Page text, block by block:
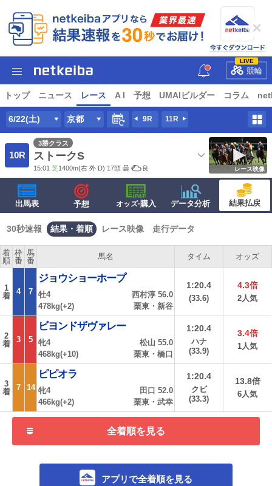
LIVE
競輪
トップ ニュース レース A I 予想 UMAIビルダー コラム
6/22(土) 京都 9R 11R
10R
3勝クラス
ストークS
15:01 芝1400m(右 外 D) 17頭 曇 良 レース映像
出馬表 予想 オッズ·購入 データ分析 結果払戻
30秒速報 結果・着順 レース映像 走行データ
着
順
枠
番
馬
番
馬名 タイム オッズ
1
着
4 7
ジョウショーホープ
牡4
478kg(+2)
西村淳 56.0
栗東・新谷
1:20.4
(33.6)
4.3倍
2人気
2
着
3 5
ビヨンドザヴァレー
牝4
468kg(+10)
松山 55.0
栗東・橋口
1:20.4
ハナ
(33.9)
3.4倍
1人気
3
着
7 14
ピピオラ
牝4
466kg(+2)
田口 52.0
栗東・武幸
1:20.4
クビ
(33.3)
13.8倍
6人気
全着順を見る
アプリで全着順を見る